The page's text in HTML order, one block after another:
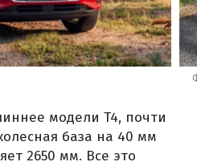
модели T4, почти
база на 40 мм
2650 мм. Все это